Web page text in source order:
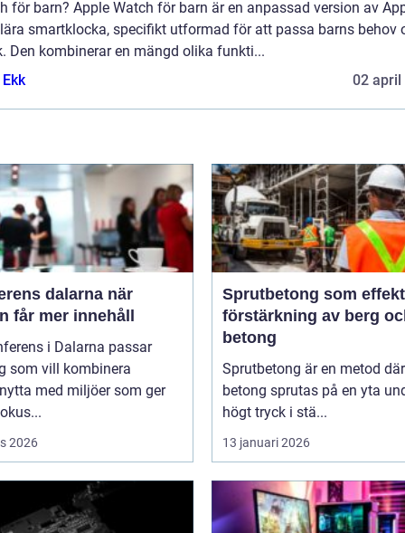
för barn? Apple Watch för barn är en anpassad version av
smartklocka, specifikt utformad för att passa barns behov
Den kombinerar en mängd olika funkti...
02 april
dalarna när
får mer innehåll
i Dalarna passar
som vill kombinera
med miljöer som ger
2026
Sprutbetong som
förstärkning av berg
betong
Sprutbetong är en metod där
betong sprutas på en yta
högt tryck i stä...
13 januari 2026